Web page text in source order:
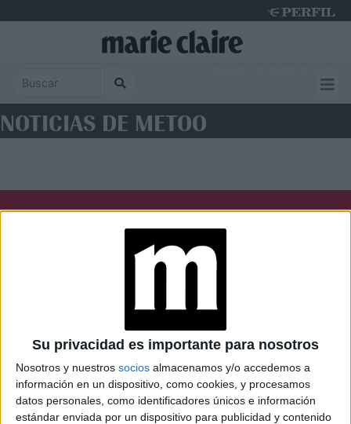
Su privacidad es importante para nosotros
Nosotros y nuestros socios almacenamos y/o accedemos a
información en un dispositivo, como cookies, y procesamos
datos personales, como identificadores únicos e información
estándar enviada por un dispositivo para publicidad y contenido
NOTICIAS DE METOO
Caras Noticias
Weekend Parabrisas
Look
Luz Mía Lunateen Break BATimes
© Perfil.com 2006-2019 - Todos los derechos reservados
Registro de Propiedad Intelectual: Nro. 5346433